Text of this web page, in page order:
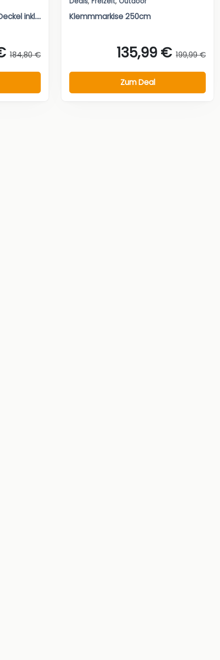
inkl....
184,80 €
Klemmmarkise 250cm
135,99 € 199,99 €
Zum Deal